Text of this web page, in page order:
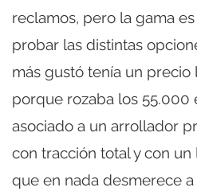
reclamos, pero la gama
probar las distintas
más gustó tenía un
porque rozaba los 55.000
asociado a un arrollador
con tracción total y con
que en nada desmerece